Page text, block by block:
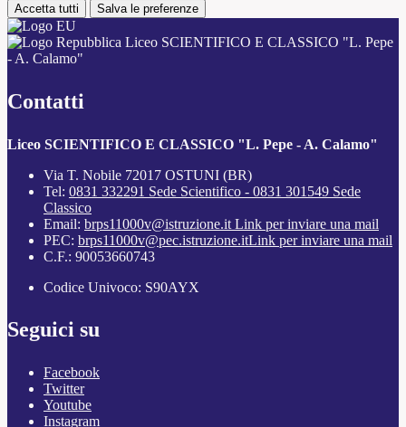
Accetta tutti Salva le preferenze
Liceo SCIENTIFICO E CLASSICO "L. Pepe
- A. Calamo"
Contatti
Liceo SCIENTIFICO E CLASSICO "L. Pepe - A. Calamo"
Via T. Nobile 72017 OSTUNI (BR)
Tel: 0831 332291 Sede Scientifico - 0831 301549 Sede
Classico
Email: brps11000v@istruzione.it Link per inviare una mail
PEC: brps11000v@pec.istruzione.itLink per inviare una mail
C.F.: 90053660743
Codice Univoco: S90AYX
Seguici su
Facebook
Twitter
Youtube
Instagram